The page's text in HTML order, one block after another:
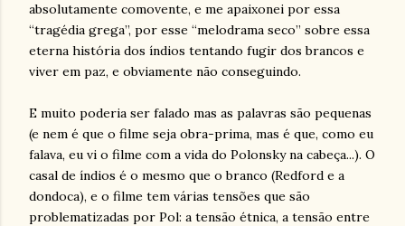
absolutamente comovente, e me apaixonei por essa
“tragédia grega”, por esse “melodrama seco” sobre essa
eterna história dos índios tentando fugir dos brancos e
viver em paz, e obviamente não conseguindo.
E muito poderia ser falado mas as palavras são pequenas
(e nem é que o filme seja obra-prima, mas é que, como eu
falava, eu vi o filme com a vida do Polonsky na cabeça...). O
casal de índios é o mesmo que o branco (Redford e a
dondoca), e o filme tem várias tensões que são
problematizadas por Pol: a tensão étnica, a tensão entre